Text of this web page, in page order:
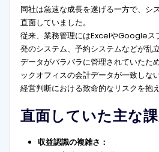
同社は急速な成長を遂げる一方で、シ
直面していました。
従来、業務管理にはExcelやGoogleス
発のシステム、予約システムなどが乱立
データがバラバラに管理されていたた
ックオフィスの会計データが一致しな
経営判断における致命的なリスクを抱
直面していた主な
収益認識の複雑さ：